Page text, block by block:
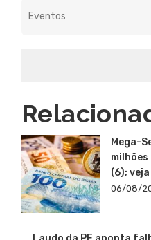
Mega-
(6);
06/08/